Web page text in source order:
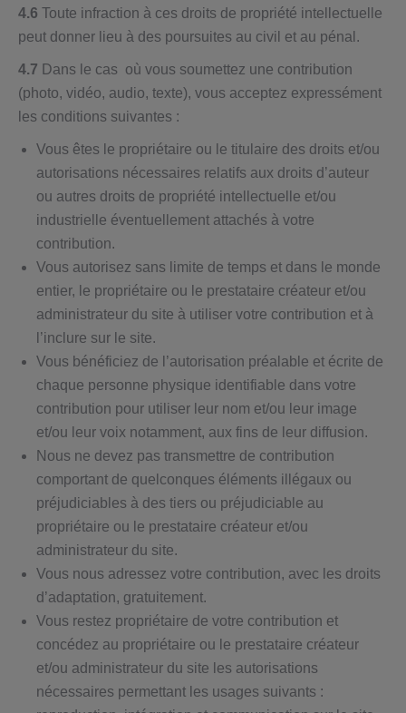
4.6 Toute infraction à ces droits de propriété intellectuelle
peut donner lieu à des poursuites au civil et au pénal.
4.7 Dans le cas où vous soumettez une contribution
(photo, vidéo, audio, texte), vous acceptez expressément
les conditions suivantes :
Vous êtes le propriétaire ou le titulaire des droits et/ou
autorisations nécessaires relatifs aux droits d’auteur
ou autres droits de propriété intellectuelle et/ou
industrielle éventuellement attachés à votre
contribution.
Vous autorisez sans limite de temps et dans le monde
entier, le propriétaire ou le prestataire créateur et/ou
administrateur du site à utiliser votre contribution et à
l’inclure sur le site.
Vous bénéficiez de l’autorisation préalable et écrite de
chaque personne physique identifiable dans votre
contribution pour utiliser leur nom et/ou leur image
et/ou leur voix notamment, aux fins de leur diffusion.
Nous ne devez pas transmettre de contribution
comportant de quelconques éléments illégaux ou
préjudiciables à des tiers ou préjudiciable au
propriétaire ou le prestataire créateur et/ou
administrateur du site.
Vous nous adressez votre contribution, avec les droits
d’adaptation, gratuitement.
Vous restez propriétaire de votre contribution et
concédez au propriétaire ou le prestataire créateur
et/ou administrateur du site les autorisations
nécessaires permettant les usages suivants :